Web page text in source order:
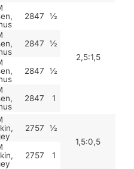
2847 ½
2,5:1,5
2847 ½
2847 ½
2847 1
2757
½
1,5:0,5
2757 1